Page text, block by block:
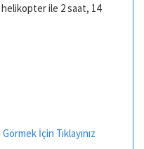
ile 2 saat, 14
İçin Tıklayınız